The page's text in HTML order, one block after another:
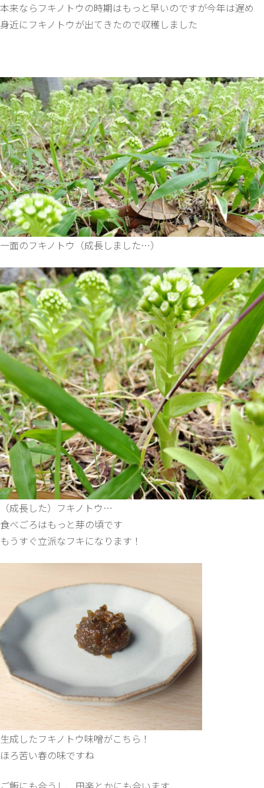
本来ならフキノトウの時期はもっと早いのですが今年は遅め
身近にフキノトウが出てきたので収穫しました
一面のフキノトウ（成長しました…）
（成長した）フキノトウ…
食べごろはもっと芽の頃です
もうすぐ立派なフキになります！
生成したフキノトウ味噌がこちら！
ほろ苦い春の味ですね